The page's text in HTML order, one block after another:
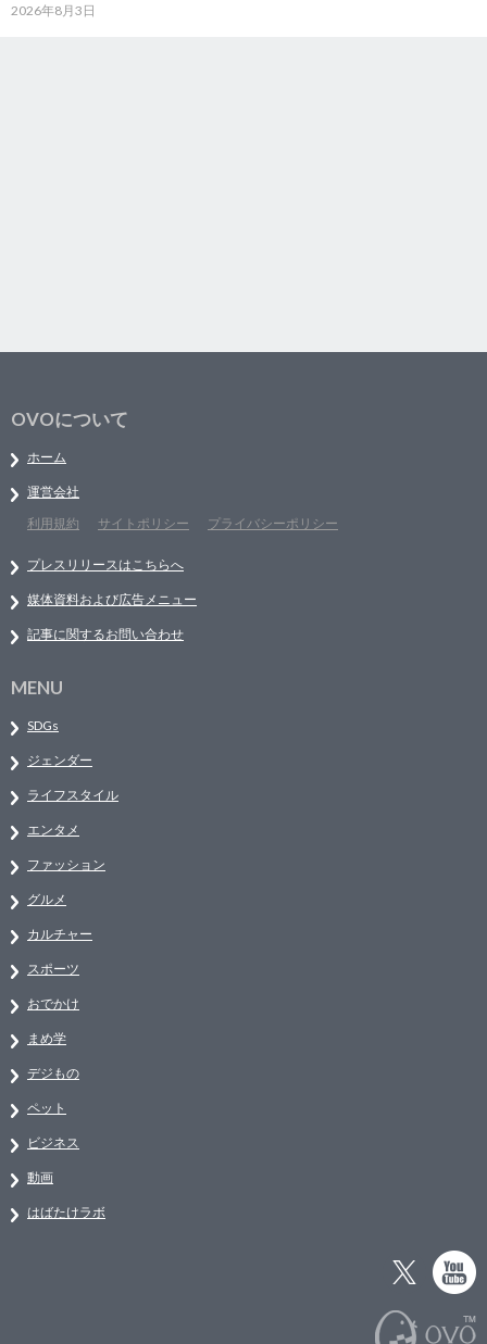
2026年8月3日
OVOについて
ホーム
運営会社
利用規約
サイトポリシー プライバシーポリシー
プレスリリースはこちらへ
媒体資料および広告メニュー
記事に関するお問い合わせ
MENU
SDGs
ジェンダー
ライフスタイル
エンタメ
ファッション
グルメ
カルチャー
スポーツ
おでかけ
まめ学
デジもの
ペット
ビジネス
動画
はばたけラボ